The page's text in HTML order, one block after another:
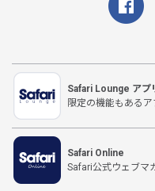
Safari Lounge アプ
限定の機能もある
Safari Online
Safari公式ウェブマ